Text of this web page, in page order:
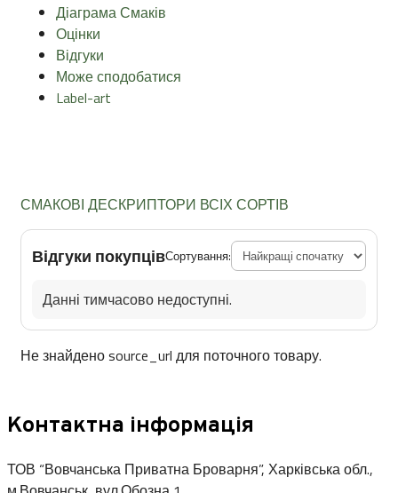
Діаграма Смаків
Оцінки
Відгуки
Може сподобатися
Label-art
СМАКОВІ ДЕСКРИПТОРИ ВСІХ СОРТІВ
Відгуки покупцівСортування:
Данні тимчасово недоступні.
Не знайдено source_url для поточного товару.
Контактна інформація
ТОВ “Вовчанська Приватна Броварня”, Харківська обл.,